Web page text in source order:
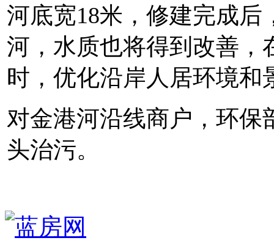
河底宽18米，修建完成
河，水质也将得到改善，
时，优化沿岸人居环境和
对金港河沿线商户，环保
头治污。